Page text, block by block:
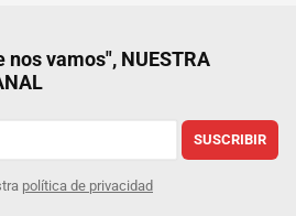
nos vamos", NUESTRA
SUSCRIBIR
política de privacidad